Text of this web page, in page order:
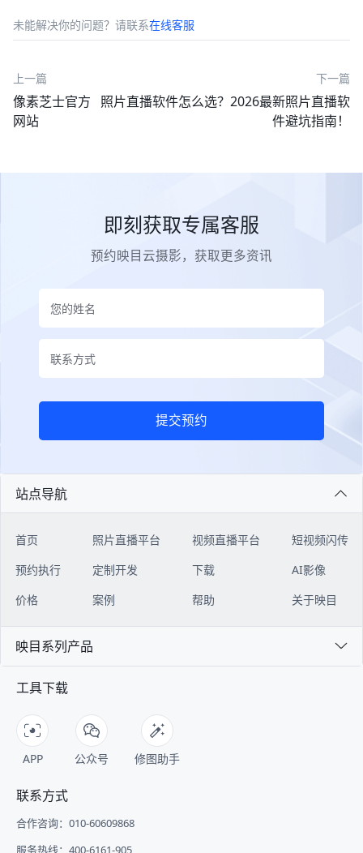
未能解决你的问题？请联系在线客服
上一篇
像素芝士官方
网站
下一篇
照片直播软件怎么选？2026最新照片直播软
件避坑指南！
即刻获取专属客服
预约映目云摄影，获取更多资讯
提交预约
站点导航
首页
预约执行
价格
照片直播平台
定制开发
案例
视频直播平台
下载
帮助
短视频闪传
AI影像
关于映目
映目系列产品
工具下载
APP 公众号 修图助手
联系方式
合作咨询：010-60609868
服务热线：400-6161-905